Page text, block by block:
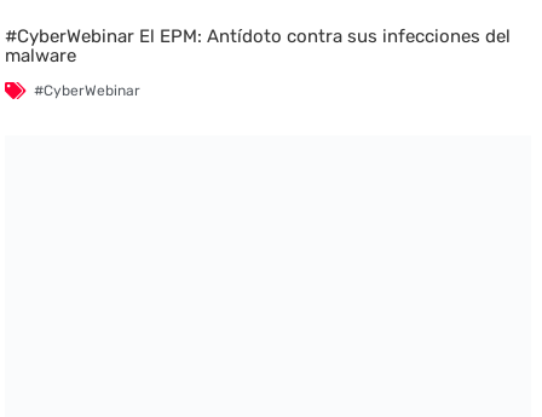
#CyberWebinar El EPM: Antídoto contra sus infecciones del
malware
#CyberWebinar